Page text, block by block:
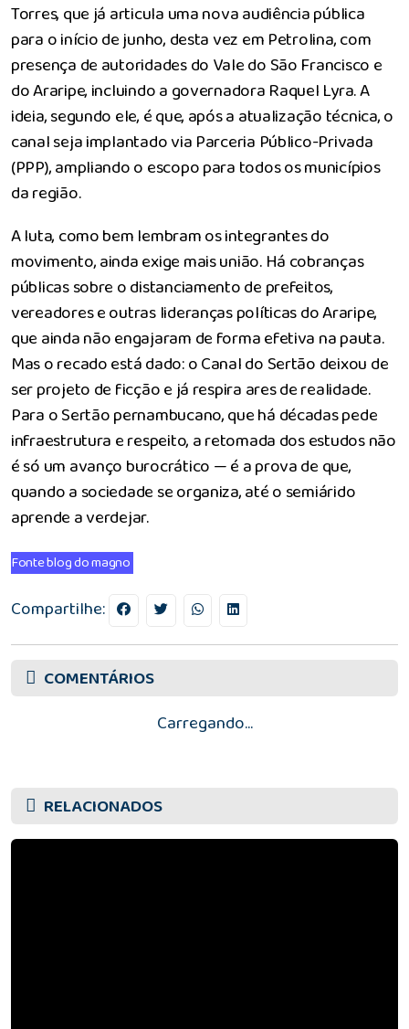
Torres, que já articula uma nova audiência pública
para o início de junho, desta vez em Petrolina, com
presença de autoridades do Vale do São Francisco e
do Araripe, incluindo a governadora Raquel Lyra. A
ideia, segundo ele, é que, após a atualização técnica, o
canal seja implantado via Parceria Público-Privada
(PPP), ampliando o escopo para todos os municípios
da região.
A luta, como bem lembram os integrantes do
movimento, ainda exige mais união. Há cobranças
públicas sobre o distanciamento de prefeitos,
vereadores e outras lideranças políticas do Araripe,
que ainda não engajaram de forma efetiva na pauta.
Mas o recado está dado: o Canal do Sertão deixou de
ser projeto de ficção e já respira ares de realidade.
Para o Sertão pernambucano, que há décadas pede
infraestrutura e respeito, a retomada dos estudos não
é só um avanço burocrático — é a prova de que,
quando a sociedade se organiza, até o semiárido
aprende a verdejar.
Fonte blog do magno
Compartilhe:
COMENTÁRIOS
Carregando...
RELACIONADOS